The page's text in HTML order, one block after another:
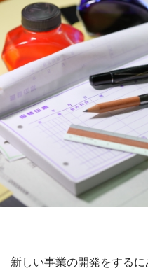
新しい事業の開発をする